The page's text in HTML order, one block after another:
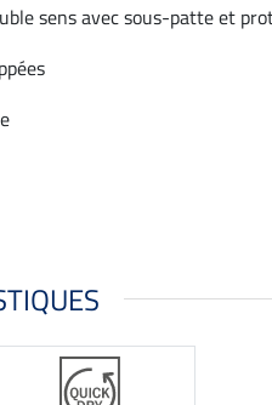
sens avec sous-patte et